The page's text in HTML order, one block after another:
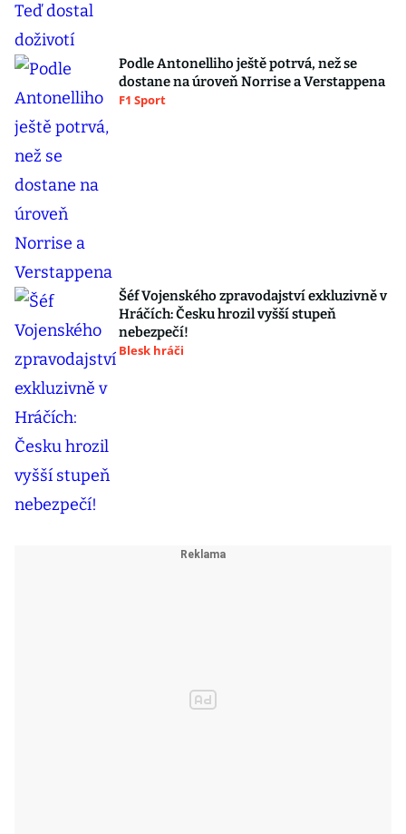
Podle Antonelliho ještě potrvá, než se
dostane na úroveň Norrise a Verstappena
F1 Sport
Šéf Vojenského zpravodajství exkluzivně v
Hráčích: Česku hrozil vyšší stupeň
nebezpečí!
Blesk hráči